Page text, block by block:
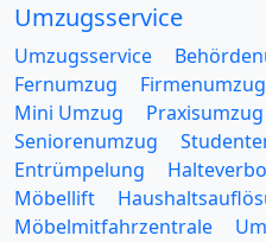
Umzugsservice
Umzugsservice
Fernumzug
Firmenumzug
Mini Umzug
Praxisumzug
Seniorenumzug
Entrümpelung
Möbellift
Möbelmitfahrzentrale